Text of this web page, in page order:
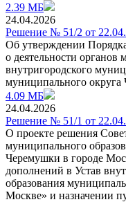
2.39 МБ
24.04.2026
Решение № 51/2 от
Об утверждении
о деятельности органов
внутригородского
муниципального
4.09 МБ
24.04.2026
Решение № 51/1 от
О проекте решения
муниципального
Черемушки в городе
дополнений в Устав
образования
Москве» и назначении